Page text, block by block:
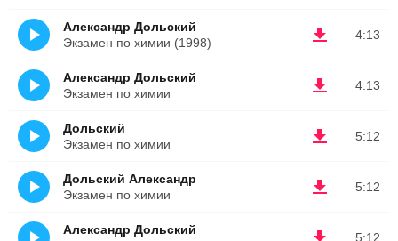
4:13
Александр Дольский
Экзамен по химии (1998)
4:13
Александр Дольский
Экзамен по химии
5:12
Дольский
Экзамен по химии
5:12
Дольский Александр
Экзамен по химии
5:12
Александp Дольский